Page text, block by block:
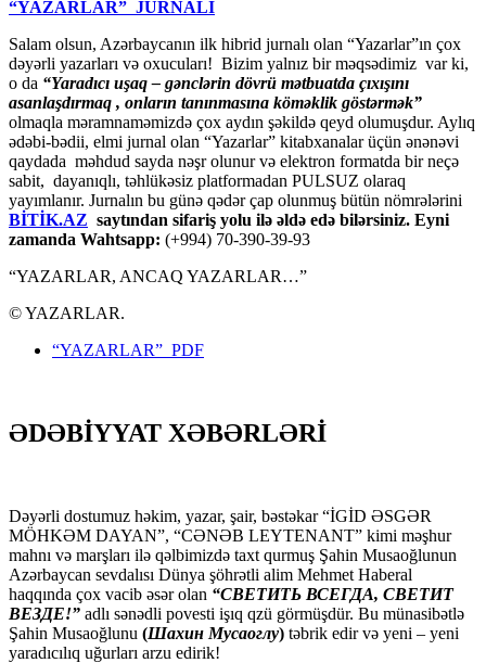
“YAZARLAR” JURNALI
Salam olsun, Azərbaycanın ilk hibrid jurnalı olan “Yazarlar”ın çox
dəyərli yazarları və oxucuları! Bizim yalnız bir məqsədimiz var ki,
o da “Yaradıcı uşaq – gәnclәrin dövrü mәtbuatda çıxışını
asanlaşdırmaq , onların tanınmasına kömәklik göstәrmәk”
olmaqla məramnaməmizdə çox aydın şəkildə qeyd olumuşdur. Aylıq
ədəbi-bədii, elmi jurnal olan “Yazarlar” kitabxanalar üçün ənənəvi
qaydada məhdud sayda nəşr olunur və elektron formatda bir neçə
sabit, dayanıqlı, təhlükəsiz platformadan PULSUZ olaraq
yayımlanır. Jurnalın bu günə qədər çap olunmuş bütün nömrələrini
BİTİK.AZ saytından sifariş yolu ilə əldə edə bilərsiniz. Eyni
zamanda Wahtsapp: (+994) 70-390-39-93
“YAZARLAR, ANCAQ YAZARLAR…”
© YAZARLAR.
“YAZARLAR” PDF
ƏDƏBİYYAT XƏBƏRLƏRİ
Dəyərli dostumuz həkim, yazar, şair, bəstəkar “İGİD ƏSGƏR
MÖHKƏM DAYAN”, “CƏNƏB LEYTENANT” kimi məşhur
mahnı və marşları ilə qəlbimizdə taxt qurmuş Şahin Musaoğlunun
Azərbaycan sevdalısı Dünya şöhrətli alim Mehmet Haberal
haqqında çox vacib əsər olan “СВЕТИТЬ ВСЕГДА, СВЕТИТ
ВЕЗДЕ!” adlı sənədli povesti işıq qzü görmüşdür. Bu münasibətlə
Şahin Musaoğlunu (Шахин Мусаоглу) təbrik edir və yeni – yeni
yaradıcılıq uğurları arzu edirik!